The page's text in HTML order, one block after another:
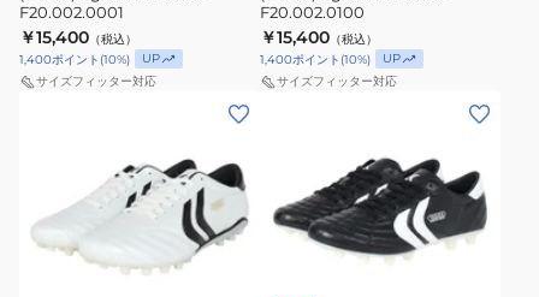
F20.002.0001
￥15,400 （税込）
1,400ポイント (10%)
UP
サイズフィッター対応
ッ
ク
F20.002.0100
￥15,400 （税込）
1,400ポイント (10%)
UP
サイズフィッター対応
YSD-
F25AC.001.0100
ズ)Ligaresta
F20.001
ブ